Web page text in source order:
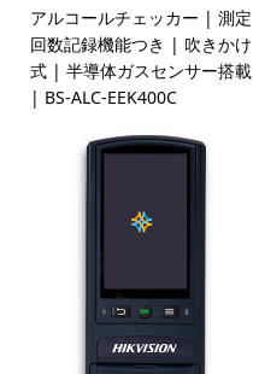
アルコールチェッカー | 測定
回数記録機能つき | 吹きかけ
式 | 半導体ガスセンサー搭載
| BS-ALC-EEK400C